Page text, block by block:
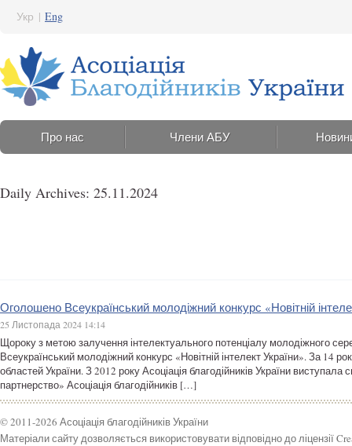
Укр | Eng
Про нас Члени АБУ
Daily Archives: 25.11.2024
Оголошено Всеукраїнський молодіжний конкурс «Новітній
25 Листопада 2024 14:14
Щороку з метою залучення інтелектуального потенціалу молодіжного
Всеукраїнський молодіжний конкурс «Новітній інтелект України». За 14
областей України. З 2012 року Асоціація благодійників України
партнерство» Асоціація благодійників […]
© 2011-2026 Асоціація благодійників України
Матеріали сайту дозволяється використовувати відповідно до ліцензії